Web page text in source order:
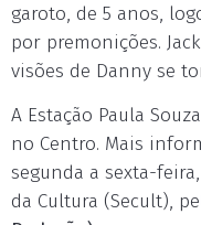
garoto, de 5 anos,
por premonições.
visões de Danny se
A Estação Paula
no Centro. Mais
segunda a sexta-
da Cultura (Secult),